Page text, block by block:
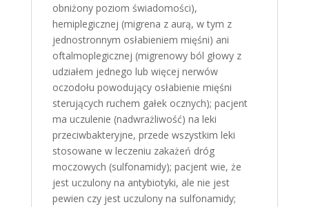
obniżony poziom świadomości),
hemiplegicznej (migrena z aurą, w tym z
jednostronnym osłabieniem mięśni) ani
oftalmoplegicznej (migrenowy ból głowy z
udziałem jednego lub więcej nerwów
oczodołu powodujący osłabienie mięśni
sterujących ruchem gałek ocznych); pacjent
ma uczulenie (nadwrażliwość) na leki
przeciwbakteryjne, przede wszystkim leki
stosowane w leczeniu zakażeń dróg
moczowych (sulfonamidy); pacjent wie, że
jest uczulony na antybiotyki, ale nie jest
pewien czy jest uczulony na sulfonamidy;